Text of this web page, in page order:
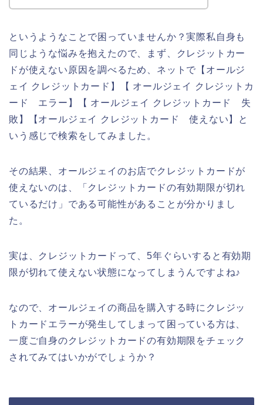
というようなことで困っていませんか？実際私自身も
同じような悩みを抱えたので、まず、クレジットカー
ドが使えない原因を調べるため、ネットで【オールジ
ェイ クレジットカード】【 オールジェイ クレジットカ
ード エラー】【 オールジェイ クレジットカード 失
敗】【オールジェイ クレジットカード 使えない】と
いう感じで検索をしてみました。
その結果、オールジェイのお店でクレジットカードが
使えないのは、「クレジットカードの有効期限が切れ
ているだけ」である可能性があることが分かりまし
た。
実は、クレジットカードって、5年ぐらいすると有効期
限が切れて使えない状態になってしまうんですよね♪
なので、オールジェイの商品を購入する時にクレジッ
トカードエラーが発生してしまって困っている方は、
一度ご自身のクレジットカードの有効期限をチェック
されてみてはいかがでしょうか？